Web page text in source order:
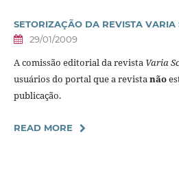
SETORIZAÇÃO DA REVISTA VARIA
29/01/2009
A comissão editorial da revista Varia
usuários do portal que a revistanão
publicação.
READ MORE